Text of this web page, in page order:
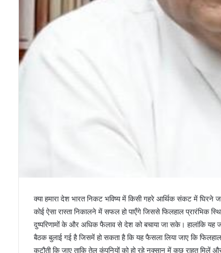
क्या हमारा देश भारत निकट भविष्य में किसी गहरे आर्थिक संकट में
कोई ऐसा रास्ता निकालने में सफल हो पाएँगे जिससे फिलहाल प्रारंभिक
दुष्परिणामों के और अधिक फैलाव से देश को बचाया जा सके। हालांकि यह
बैठक बुलाई गई है जिसमें हो सकता है कि यह फैसला लिया जाए कि
कटौती कि जाए ताकि तेल कंपनियों को हो रहे नुक्सान में कुछ राहत मिलें